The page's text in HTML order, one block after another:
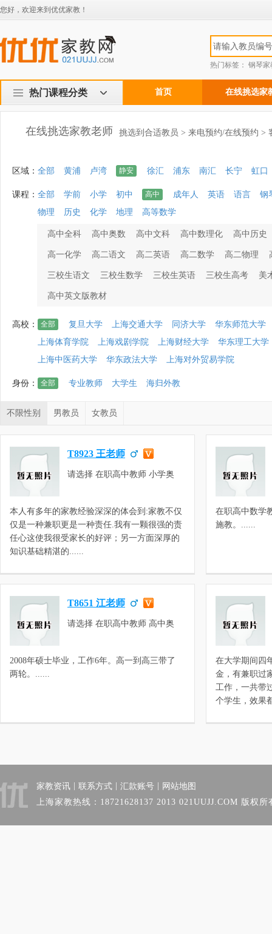
您好，欢迎来到优优家教！
热门标签： 钢琴家
热门课程分类 首页 在线挑选家
在线挑选家教老师 挑选到合适教员 > 来电预约/在线预约 >
区域： 全部 黄浦 卢湾 静安 徐汇 浦东 南汇 长宁 虹口
课程： 全部 学前 小学 初中 高中 成年人 英语 语言
钢
物理
历史 化学 地理 高等数学
高中全科 高中奥数 高中文科 高中数理化 高中历史
高一化学 高二语文 高二英语 高二数学 高二物理
三校生语文 三校生数学 三校生英语 三校生高考 美
高中英文版教材
高校： 全部 复旦大学 上海交通大学 同济大学
华东师范大学
上海体育学院
上海戏剧学院 上海财经大学
华东理工大学
上海中医药大学
华东政法大学 上海对外贸易学院
身份： 全部 专业教师 大学生 海归外教
不限性别 男教员 女教员
T8923 王老师
请选择 在职高中教师 小学奥
初二数学，初三数学，高中数理
化，高一数学，高二数学，高三
数学，高三化学，高二化学，高
本人有多年的家教经验深深的体会到:家教不仅
仅是一种兼职更是一种责任.我有一颗很强的责
任心这使我很受家长的好评；另一方面深厚的
知识基础精湛的......
在职高中数学
施教。......
T8651 江老师
请选择 在职高中教师 高中奥
2008年硕士毕业，工作6年。高一到高三带了
两轮。......
在大学期间四
金，有兼职过
工作，一共带
个学生，效果
家教资讯 联系方式 汇款账号
网站地图
上海家教热线：18721628137 2013 021UUJJ.COM 版权